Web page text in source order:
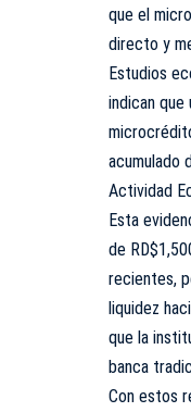
que el
directo y
Estudios
indican que
acumulado
Actividad
Esta
de
recientes,
liquidez
que la
banca
Con estos